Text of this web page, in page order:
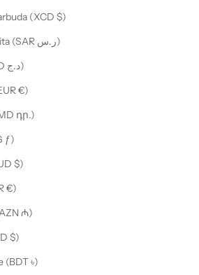
Antígua e Barbuda (XCD $)
Arábia Saudita (SAR ر.س)
Argélia (DZD د.ج)
Argentina (EUR €)
Arménia (AMD դր.)
Aruba (AWG ƒ)
Austrália (AUD $)
Áustria (EUR €)
Azerbaijão (AZN ₼)
Baamas (BSD $)
Bangladeche (BDT ৳)